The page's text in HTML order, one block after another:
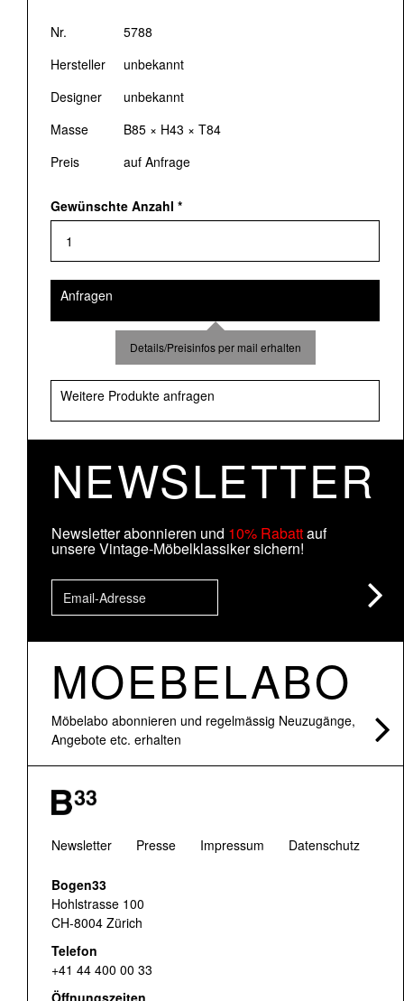
Nr.
5788
Hersteller
unbekannt
Designer
unbekannt
Masse
B85 × H43 × T84
Preis
auf Anfrage
Gewünschte Anzahl *
Anfragen
Details/Preisinfos per mail erhalten
Weitere Produkte anfragen
NEWSLETTER
Newsletter abonnieren und 10% Rabattauf
unsere Vintage-Möbelklassiker sichern!
MOEBELABO
Möbelabo abonnieren und regelmässig Neuzugänge,
Angebote etc. erhalten
Newsletter Presse Impressum Datenschutz
Bogen33
Hohlstrasse 100
CH-8004 Zürich
Telefon
+41 44 400 00 33